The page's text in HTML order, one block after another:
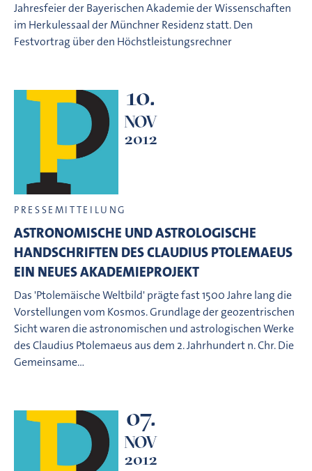
Jahresfeier der Bayerischen Akademie der Wissenschaften
im Herkulessaal der Münchner Residenz statt. Den
Festvortrag über den Höchstleistungsrechner
10.
NOV
2012
PRESSEMITTEILUNG
ASTRONOMISCHE UND ASTROLOGISCHE
HANDSCHRIFTEN DES CLAUDIUS PTOLEMAEUS 
EIN NEUES AKADEMIEPROJEKT
Das 'Ptolemäische Weltbild' prägte fast 1500 Jahre lang die
Vorstellungen vom Kosmos. Grundlage der geozentrischen
Sicht waren die astronomischen und astrologischen Werke
des Claudius Ptolemaeus aus dem 2. Jahrhundert n. Chr. Die
Gemeinsame…
07.
NOV
2012